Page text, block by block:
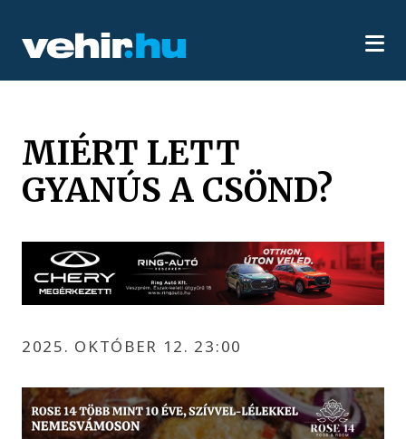
MIÉRT LETT
GYANÚS A CSÖND?
2025. OKTÓBER 12. 23:00